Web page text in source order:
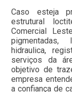
Caso esteja
estrutural
Comercial
pigmentadas,
hidraulica,
serviços da
objetivo de
empresa
a confiança de